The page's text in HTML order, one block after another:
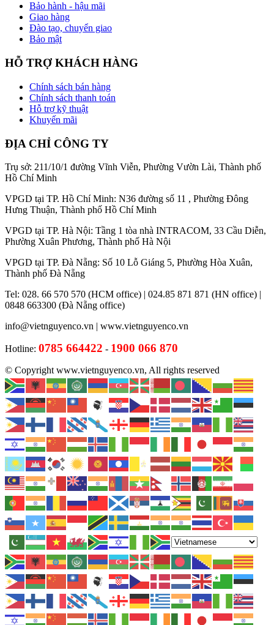
Bảo hành - hậu mãi
Giao hàng
Đào tạo, chuyển giao
Bảo mật
HỖ TRỢ KHÁCH HÀNG
Chính sách bán hàng
Chính sách thanh toán
Hỗ trợ kỹ thuật
Khuyến mãi
ĐỊA CHỈ CÔNG TY
Trụ sở: 211/10/1 đường Vĩnh Viễn, Phường Vườn Lài, Thành phố
Hồ Chí Minh
VPGD tại TP. Hồ Chí Minh: N36 đường số 11 , Phường Đông
Hưng Thuận, Thành phố Hồ Chí Minh
VPGD tại TP. Hà Nội: Tầng 1 tòa nhà INTRACOM, 33 Cầu Diễn,
Phường Xuân Phương, Thành phố Hà Nội
VPGD tại TP. Đà Nẵng: Số 10 Lỗ Giáng 5, Phường Hòa Xuân,
Thành phố Đà Nẵng
Tel: 028. 66 570 570 (HCM office) | 024.85 871 871 (HN office) |
0848 663300 (Đà Nẵng office)
info@vietnguyenco.vn | www.vietnguyenco.vn
Hotline: 0785 664422 - 1900 066 870
© Copyright www.vietnguyenco.vn, All rights reserved